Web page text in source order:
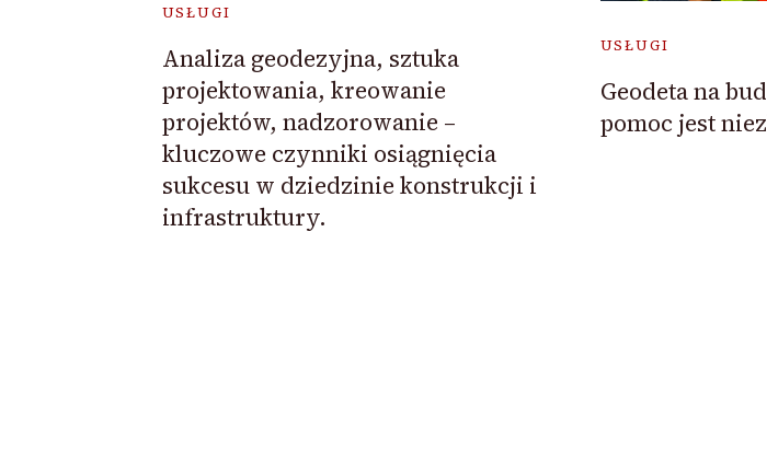
USŁUGI
Analiza geodezyjna, sztuka
projektowania, kreowanie
projektów, nadzorowanie –
kluczowe czynniki osiągnięcia
sukcesu w dziedzinie konstrukcji i
infrastruktury.
USŁUGI
Geodeta na
pomoc jest